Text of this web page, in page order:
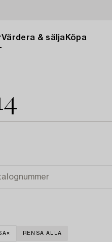
Värdera & sälja Köpa
RENSA ALLA